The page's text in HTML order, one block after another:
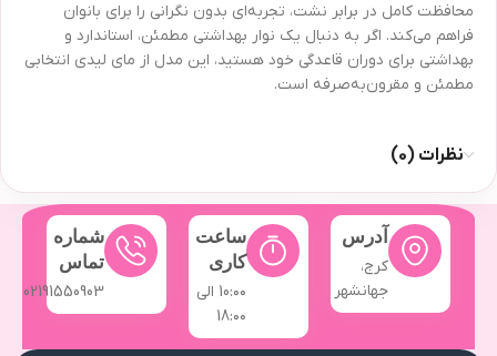
محافظت کامل در برابر نشت، تجربه‌ای بدون نگرانی را برای بانوان
فراهم می‌کند. اگر به دنبال یک نوار بهداشتی مطمئن، استاندارد و
بهداشتی برای دوران قاعدگی خود هستید، این مدل از مای لیدی انتخابی
مطمئن و مقرون‌به‌صرفه است.
نظرات (0)
آدرس
کرج،
جهانشهر
ساعت
کاری
10:۰۰ الی
18:۰۰
شماره
تماس
02191550903